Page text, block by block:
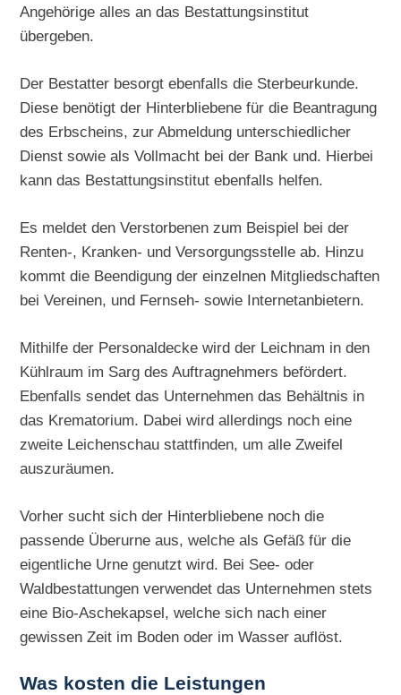
Angehörige alles an das Bestattungsinstitut
übergeben.
Der Bestatter besorgt ebenfalls die Sterbeurkunde.
Diese benötigt der Hinterbliebene für die Beantragung
des Erbscheins, zur Abmeldung unterschiedlicher
Dienst sowie als Vollmacht bei der Bank und. Hierbei
kann das Bestattungsinstitut ebenfalls helfen.
Es meldet den Verstorbenen zum Beispiel bei der
Renten-, Kranken- und Versorgungsstelle ab. Hinzu
kommt die Beendigung der einzelnen Mitgliedschaften
bei Vereinen, und Fernseh- sowie Internetanbietern.
Mithilfe der Personaldecke wird der Leichnam in den
Kühlraum im Sarg des Auftragnehmers befördert.
Ebenfalls sendet das Unternehmen das Behältnis in
das Krematorium. Dabei wird allerdings noch eine
zweite Leichenschau stattfinden, um alle Zweifel
auszuräumen.
Vorher sucht sich der Hinterbliebene noch die
passende Überurne aus, welche als Gefäß für die
eigentliche Urne genutzt wird. Bei See- oder
Waldbestattungen verwendet das Unternehmen stets
eine Bio-Aschekapsel, welche sich nach einer
gewissen Zeit im Boden oder im Wasser auflöst.
Was kosten die Leistungen